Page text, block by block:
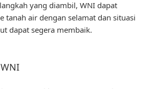
yang diambil, WNI dapat
tanah air dengan selamat dan situasi
dapat segera membaik.